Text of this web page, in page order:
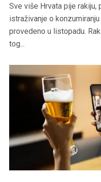
Sve više Hrvata pije rakiju,
istraživanje o
provedeno u listopadu.
tog...